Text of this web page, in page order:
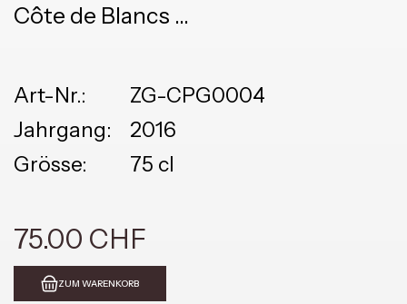
Côte de Blancs
Art-Nr.:
ZG-CPG0004
Jahrgang:
2016
Grösse:
75 cl
75.00 CHF
ZUM WARENKORB